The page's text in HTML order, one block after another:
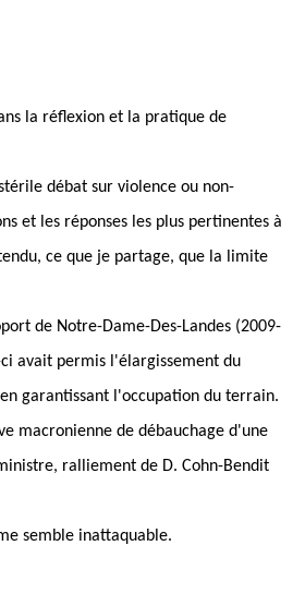
la réflexion et la pratique de
débat sur violence ou non-
et les réponses les plus pertinentes à
ce que je partage, que la limite
de Notre-Dame-Des-Landes (2009-
avait permis l'élargissement du
garantissant l'occupation du terrain.
macronienne de débauchage d'une
ralliement de D. Cohn-Bendit
semble inattaquable.